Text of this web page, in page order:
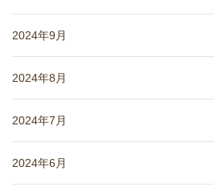
2024年9月
2024年8月
2024年7月
2024年6月